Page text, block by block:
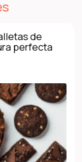
de
perfecta